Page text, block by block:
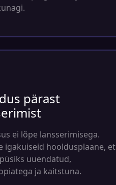
pärast
ei lõpe lansserimisega.
igakuiseid hooldusplaane, et
uuendatud,
ja kaitstuna.